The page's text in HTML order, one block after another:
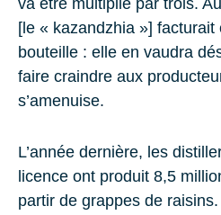
va être multiplié par trois.
[le « kazandzhia »]
bouteille : elle en vaudra
faire craindre aux
s’amenuise.
L’année dernière, les
licence ont produit 8,5
partir de grappes de